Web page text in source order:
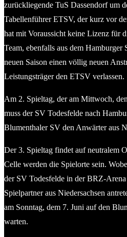
zurückliegende TuS Dassendorf um
Tabellenführer ETSV, der kurz vor
hat mit Voraussicht keine Lizenz für
Team, ebenfalls aus dem
neuen Saison einen völlig neuen
Leistungsträger den ETSV verlassen.
Am 2. Spieltag, der am Mittwoch,
muss der SV Todesfelde nach
Blumenthaler SV den Anwärter aus
Der 3. Spieltag findet auf neutralem
Celle werden die Spielorte sein.
der SV Todesfelde in der BRZ-
Spielpartner aus Niedersachsen
am Sonntag, dem 7. Juni auf den
warten.